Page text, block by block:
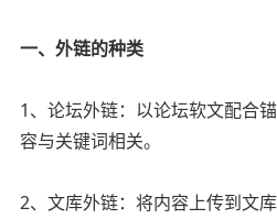
一、外链的种类
1、论坛外链：以论坛软文配合
容与关键词相关。
2、文库外链：将内容上传到文